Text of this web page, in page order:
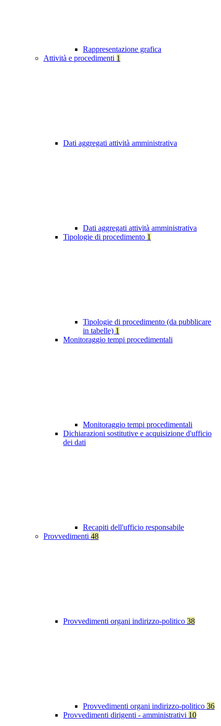
Rappresentazione grafica
Attività e procedimenti 1
Dati aggregati attività amministrativa
Dati aggregati attività amministrativa
Tipologie di procedimento 1
Tipologie di procedimento (da pubblicare
in tabelle) 1
Monitoraggio tempi procedimentali
Monitoraggio tempi procedimentali
Dichiarazioni sostitutive e acquisizione d'ufficio
dei dati
Recapiti dell'ufficio responsabile
Provvedimenti 48
Provvedimenti organi indirizzo-politico 38
Provvedimenti organi indirizzo-politico 36
Provvedimenti dirigenti - amministrativi 10